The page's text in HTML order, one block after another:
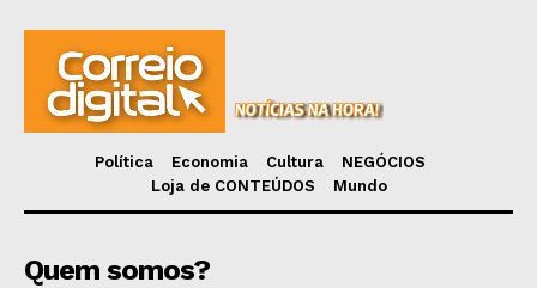
Política Economia Cultura
NEGÓCIOS
Loja de CONTEÚDOS
Mundo
Quem somos?